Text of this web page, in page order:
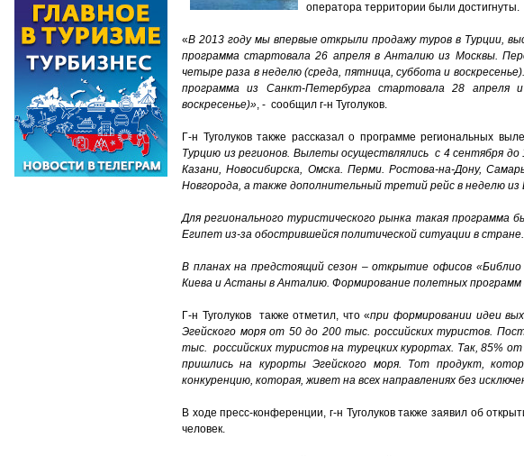
оператора территории были достигнуты.
«В 2013 году мы впервые открыли продажу туров в Турции,
программа стартовала 26 апреля в Анталию из Москвы.
четыре раза в неделю (среда, пятница, суббота и
программа из Санкт-Петербурга стартовала 28 апреля
воскресенье)», - сообщил г-н Туголуков.
Г-н Туголуков также рассказал о программе региональных
Турцию из регионов. Вылеты осуществлялись с 4 сентября
Казани, Новосибирска, Омска. Перми. Ростова-на-Дону,
Новгорода, а также дополнительный третий рейс в неделю из
Для регионального туристического рынка такая программа
Египет из-за обострившейся политической ситуации в стране.
В планах на предстоящий сезон – открытие офисов
Киева и Астаны в Анталию. Формирование полетных
Г-н Туголуков также отметил, что «при формировании идеи
Эгейского моря от 50 до 200 тыс. российских туристов.
тыс. российских туристов на турецких курортах. Так, 85%
пришлись на курорты Эгейского моря. Тот продукт,
конкуренцию, которая, живет на всех направлениях без
В ходе пресс-конференции, г-н Туголуков также заявил об
человек.